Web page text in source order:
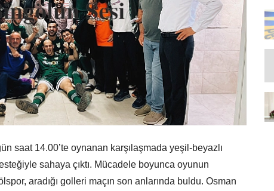
saat 14.00’te oynanan karşılaşmada yeşil-beyazlı
sahaya çıktı. Mücadele boyunca oyunun
aradığı golleri maçın son anlarında buldu. Osman